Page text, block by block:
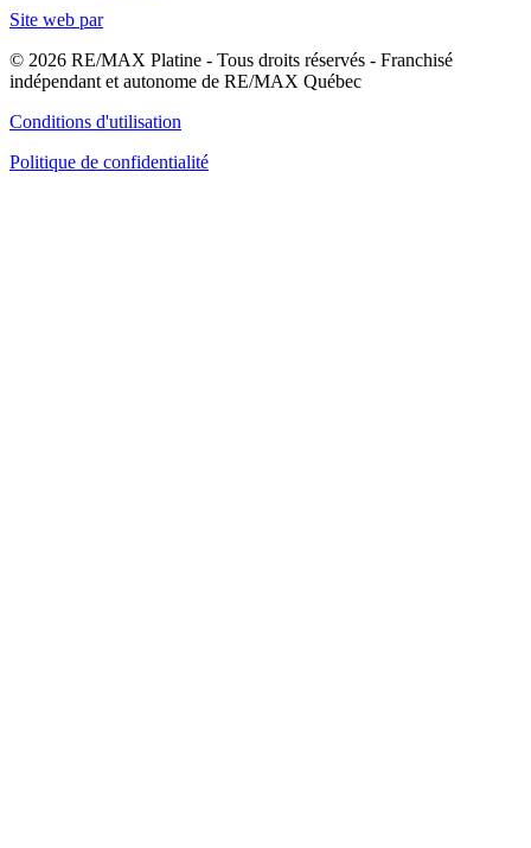
Site web par
© 2026 RE/MAX Platine - Tous droits réservés - Franchisé
indépendant et autonome de RE/MAX Québec
Conditions d'utilisation
Politique de confidentialité